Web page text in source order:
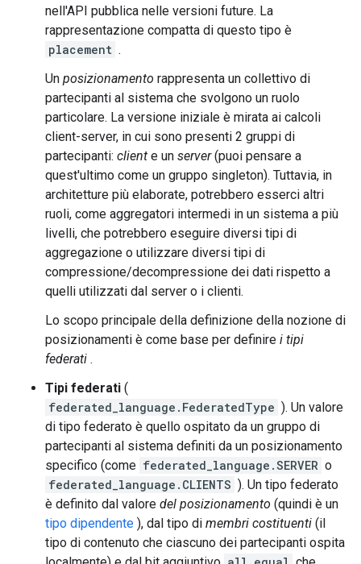
nell'API pubblica nelle versioni future. La
rappresentazione compatta di questo tipo è
placement .
Un posizionamento rappresenta un collettivo di
partecipanti al sistema che svolgono un ruolo
particolare. La versione iniziale è mirata ai calcoli
client-server, in cui sono presenti 2 gruppi di
partecipanti: client e un server(puoi pensare a
quest'ultimo come un gruppo singleton). Tuttavia, in
architetture più elaborate, potrebbero esserci altri
ruoli, come aggregatori intermedi in un sistema a più
livelli, che potrebbero eseguire diversi tipi di
aggregazione o utilizzare diversi tipi di
compressione/decompressione dei dati rispetto a
quelli utilizzati dal server o i clienti.
Lo scopo principale della definizione della nozione di
posizionamenti è come base per definire i tipi
federati .
Tipi federati (
federated_language.FederatedType ). Un valore
di tipo federato è quello ospitato da un gruppo di
partecipanti al sistema definiti da un posizionamento
specifico (come federated_language.SERVER o
federated_language.CLIENTS ). Un tipo federato
è definito dal valore del posizionamento (quindi è un
tipo dipendente ), dal tipo di membri costituenti (il
tipo di contenuto che ciascuno dei partecipanti ospita